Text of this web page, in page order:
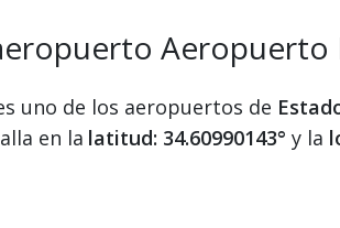
Aeropuerto
uno de los aeropuertos de
en la latitud: 34.60990143° y la